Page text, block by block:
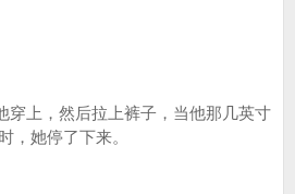
穿上，然后拉上裤子，当他那几英寸
，她停了下来。